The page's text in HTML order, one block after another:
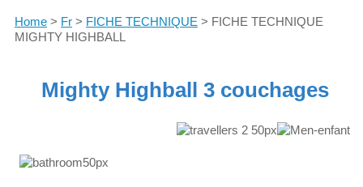
Home > Fr > FICHE TECHNIQUE > FICHE TECHNIQUE
MIGHTY HIGHBALL
Mighty Highball 3 couchages